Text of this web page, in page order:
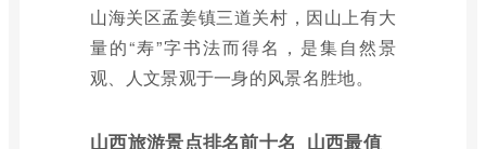
山海关区孟姜镇三道关村，因山上有大
量的“寿”字书法而得名，是集自然景
观、人文景观于一身的风景名胜地。
山西旅游景点排名前十名_山西最值